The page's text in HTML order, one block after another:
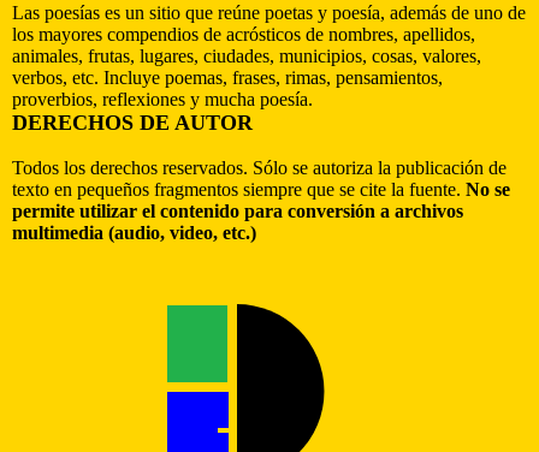
Las poesías es un sitio que reúne poetas y poesía, además de uno de
los mayores compendios de acrósticos de nombres, apellidos,
animales, frutas, lugares, ciudades, municipios, cosas, valores,
verbos, etc. Incluye poemas, frases, rimas, pensamientos,
proverbios, reflexiones y mucha poesía.
DERECHOS DE AUTOR
Todos los derechos reservados. Sólo se autoriza la publicación de
texto en pequeños fragmentos siempre que se cite la fuente. No se
permite utilizar el contenido para conversión a archivos
multimedia (audio, video, etc.)